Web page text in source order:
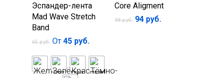
параметры
Эспандер-лента
Mad Wave Stretch
Band
65руб. От 45 руб.
Core Aligment
98руб. Первоначальная
цена
94 руб.